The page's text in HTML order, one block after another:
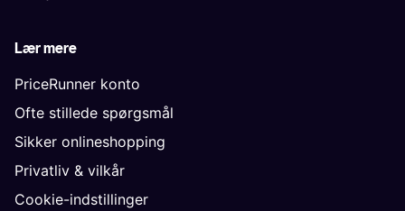
Lær mere
PriceRunner konto
Ofte stillede spørgsmål
Sikker onlineshopping
Privatliv & vilkår
Cookie-indstillinger